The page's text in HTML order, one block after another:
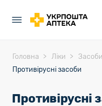
Головна Ліки
Противірусні засоби
Противірусні